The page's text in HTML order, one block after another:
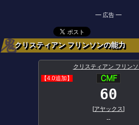
━ 広告 ━
クリスティアン フリンソンの能力
クリスティアン フリン
【4.0追加】
60
[アヤックス]
--